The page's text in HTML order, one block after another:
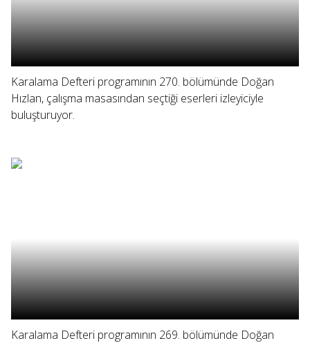
Karalama Defteri programının 270. bölümünde Doğan
Hızlan, çalışma masasından seçtiği eserleri izleyiciyle
buluşturuyor.
Karalama Defteri programının 269. bölümünde Doğan